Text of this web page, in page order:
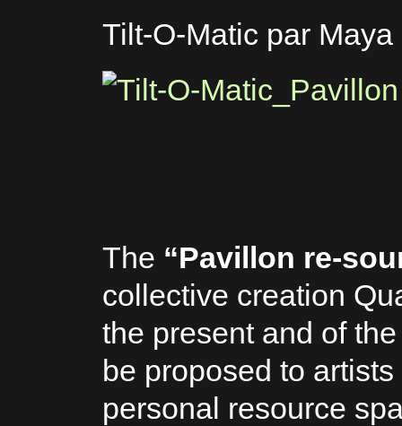
Tilt-O-Matic par Maya
The “Pavillon re-
collective creation
the present and of
be proposed to
personal resource